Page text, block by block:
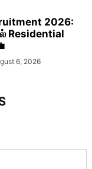
2026:
Residential
6, 2026